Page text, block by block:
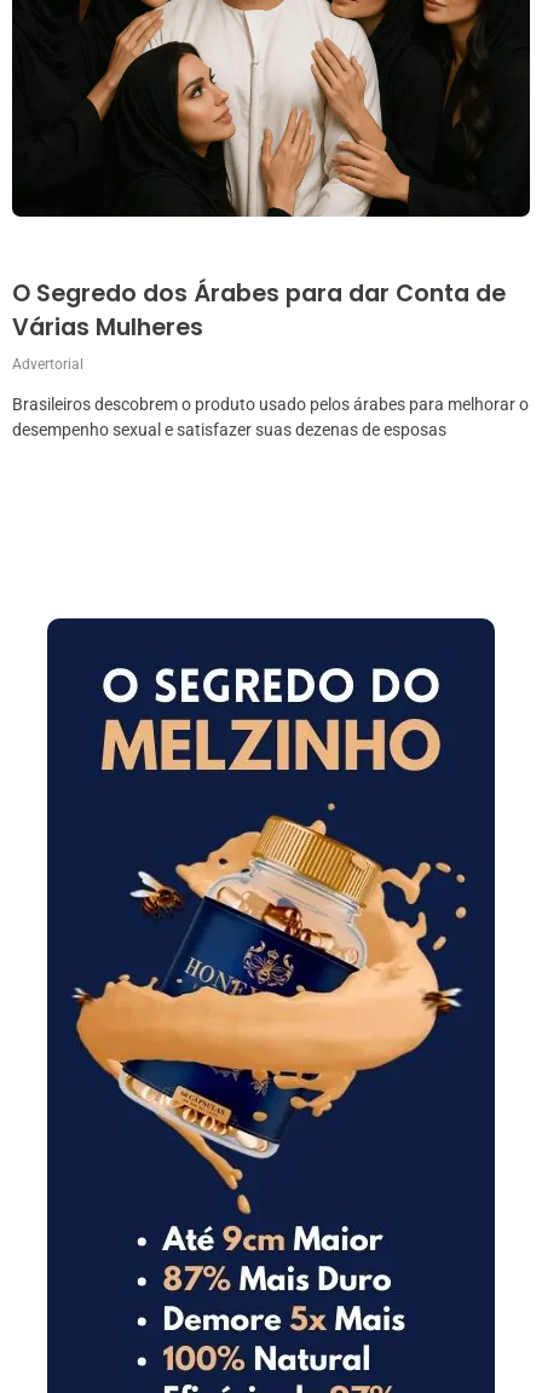
O Segredo dos Árabes para dar Conta de
Várias Mulheres
Advertorial
Brasileiros descobrem o produto usado pelos árabes para melhorar o
desempenho sexual e satisfazer suas dezenas de esposas